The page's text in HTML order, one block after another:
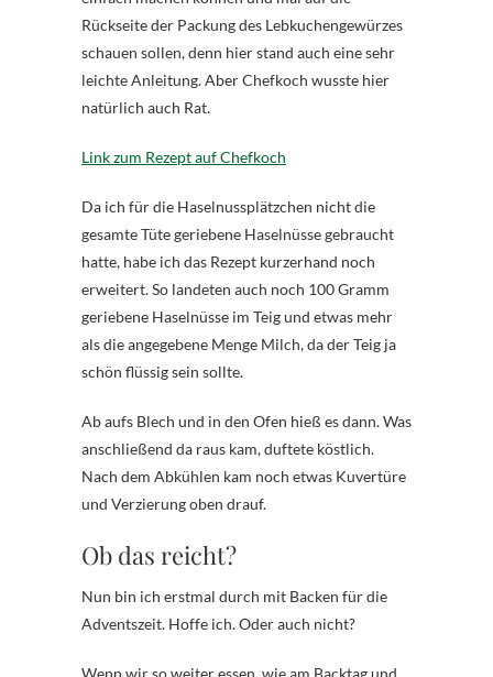
Rückseite der Packung des Lebkuchengewürzes
schauen sollen, denn hier stand auch eine sehr
leichte Anleitung. Aber Chefkoch wusste hier
natürlich auch Rat.
Link zum Rezept auf Chefkoch
Da ich für die Haselnussplätzchen nicht die
gesamte Tüte geriebene Haselnüsse gebraucht
hatte, habe ich das Rezept kurzerhand noch
erweitert. So landeten auch noch 100 Gramm
geriebene Haselnüsse im Teig und etwas mehr
als die angegebene Menge Milch, da der Teig ja
schön flüssig sein sollte.
Ab aufs Blech und in den Ofen hieß es dann. Was
anschließend da raus kam, duftete köstlich.
Nach dem Abkühlen kam noch etwas Kuvertüre
und Verzierung oben drauf.
Ob das reicht?
Nun bin ich erstmal durch mit Backen für die
Adventszeit. Hoffe ich. Oder auch nicht?
Wenn wir so weiter essen, wie am Backtag und